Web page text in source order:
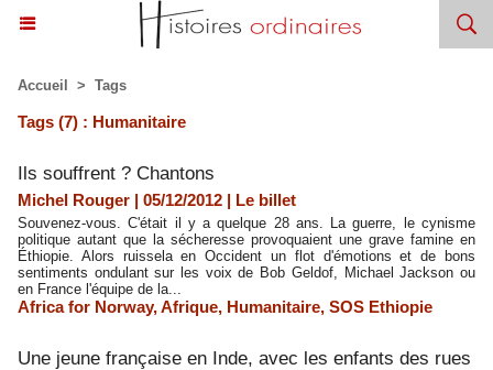
Accueil > Tags
Tags (7) : Humanitaire
Ils souffrent ? Chantons
Michel Rouger | 05/12/2012 | Le billet
Souvenez-vous. C'était il y a quelque 28 ans. La guerre, le cynisme
politique autant que la sécheresse provoquaient une grave famine en
Éthiopie. Alors ruissela en Occident un flot d'émotions et de bons
sentiments ondulant sur les voix de Bob Geldof, Michael Jackson ou
en France l'équipe de la...
Africa for Norway,Afrique, Humanitaire, SOS Ethiopie
Une jeune française en Inde, avec les enfants des rues